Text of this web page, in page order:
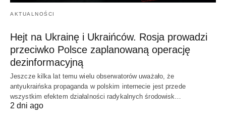
AKTUALNOŚCI
Hejt na Ukrainę i Ukraińców. Rosja prowadzi
przeciwko Polsce zaplanowaną operację
dezinformacyjną
Jeszcze kilka lat temu wielu obserwatorów uważało, że
antyukraińska propaganda w polskim internecie jest przede
wszystkim efektem działalności radykalnych środowisk…
2 dni ago